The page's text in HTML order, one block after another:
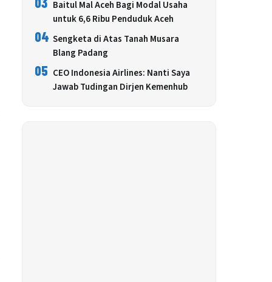
Baitul Mal Aceh Bagi Modal Usaha
untuk 6,6 Ribu Penduduk Aceh
04 Sengketa di Atas Tanah Musara
Blang Padang
05 CEO Indonesia Airlines: Nanti Saya
Jawab Tudingan Dirjen Kemenhub